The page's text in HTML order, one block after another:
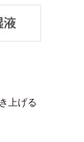
上げる